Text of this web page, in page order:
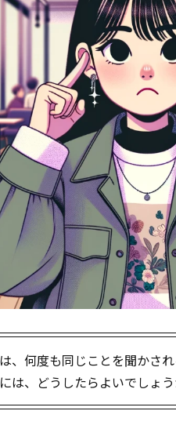
、何度も同じことを聞かさ
は、どうしたらよいでしょ